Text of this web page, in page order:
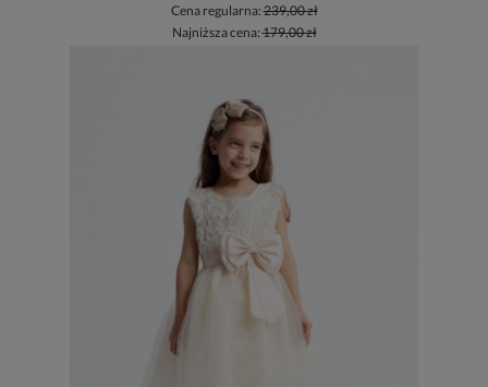
Cena regularna:239,00 zł
Najniższa cena:179,00 zł